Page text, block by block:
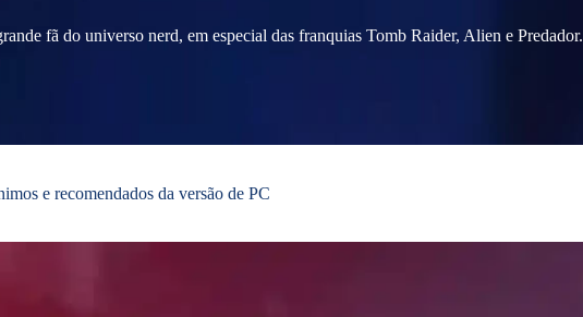
fã do universo nerd, em especial das franquias Tomb Raider, Alien e Predador.
e recomendados da versão de PC